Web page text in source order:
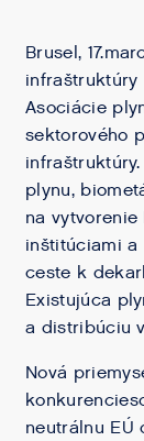
Brusel,
Asociácie
sektorového
plynu,
na
inštitúciami a
ceste k
Existujúca
a distribúciu
Nová
neutrálnu